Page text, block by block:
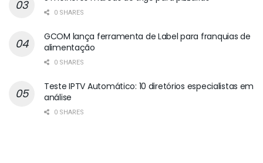
0 SHARES
GCOM lança ferramenta de Label para franquias de
alimentação
0 SHARES
Teste IPTV Automático: 10 diretórios especialistas em
análise
0 SHARES